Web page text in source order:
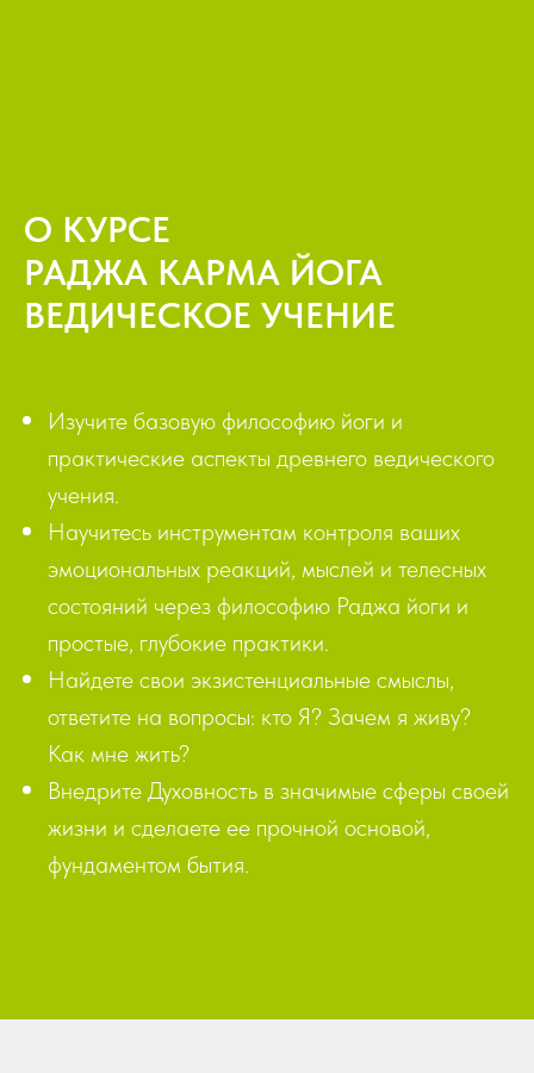
О КУРСЕ
РАДЖА КАРМА ЙОГА
ВЕДИЧЕСКОЕ УЧЕНИЕ
Изучите базовую философию йоги и
практические аспекты древнего ведического
учения.
Научитесь инструментам контроля ваших
эмоциональных реакций, мыслей и телесных
состояний через философию Раджа йоги и
простые, глубокие практики.
Найдете свои экзистенциальные смыслы,
ответите на вопросы: кто Я? Зачем я живу?
Как мне жить?
Внедрите Духовность в значимые сферы своей
жизни и сделаете ее прочной основой,
фундаментом бытия.